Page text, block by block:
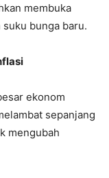
membuka
bunga baru.
ekonom
sepanjang
mengubah